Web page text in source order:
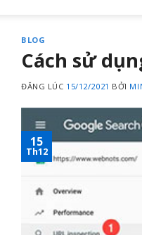
BLOG
Cách sử
ĐĂNG LÚC 15/12/2021 BỞI
15
Th12